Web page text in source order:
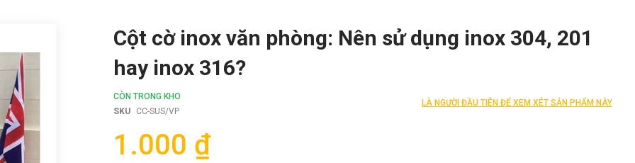
Cột cờ inox văn phòng: Nên sử dụng inox 304, 201
hay inox 316?
CÒN TRONG KHO
SKU
CC-SUS/VP
LÀ NGƯỜI ĐẦU TIÊN ĐỂ XEM XÉT SẢN PHẨM NÀY
1.000 ₫